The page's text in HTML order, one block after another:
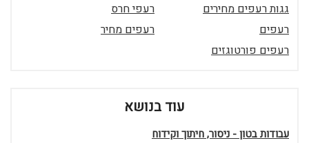
גגות רעפים מחירים
רעפי חרס
רעפים
רעפים מחיר
רעפים פורטוגזים
עוד בנושא
עבודות בטון - ניסור, חיתוך וקידוח